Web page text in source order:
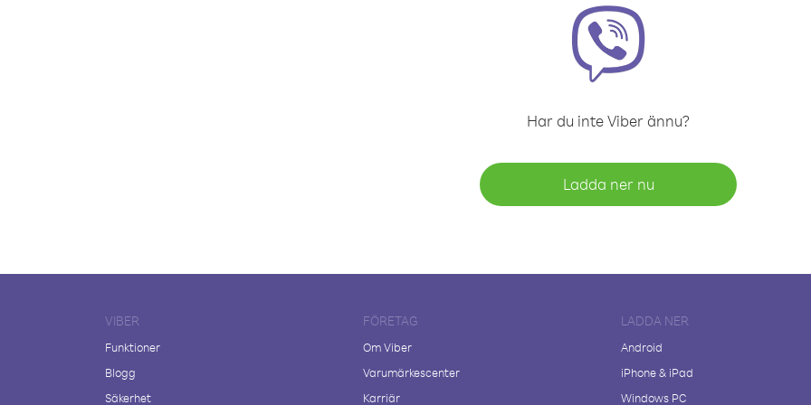
Har du inte Viber ännu?
Ladda ner nu
VIBER
Funktioner
Blogg
Säkerhet
FÖRETAG
Om Viber
Varumärkescenter
Karriär
LADDA NER
Android
iPhone & iPad
Windows PC